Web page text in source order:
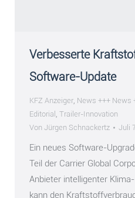
Verbesserte
Software-Update
KFZ Anzeiger, News +++ News
Editorial , Trailer-Innovation
Von Jürgen Schnackertz Juli
Ein neues Software-
Teil der Carrier Global
Anbieter intelligenter
kann den